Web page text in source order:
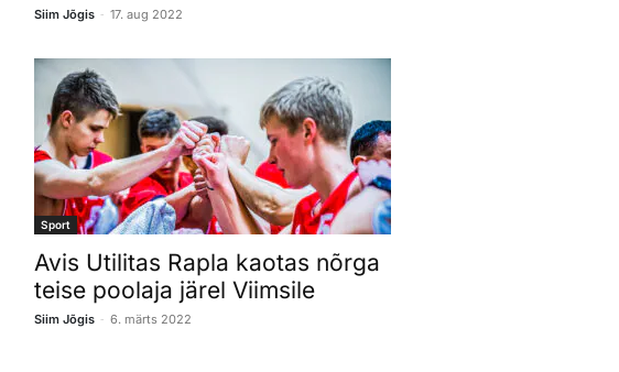
Siim Jõgis - 17. aug 2022
Sport
Avis Utilitas Rapla kaotas nõrga
teise poolaja järel Viimsile
Siim Jõgis - 6. märts 2022